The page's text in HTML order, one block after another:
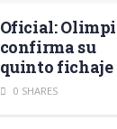
Oficial:
confirma su
quinto fichaje
0 SHARES